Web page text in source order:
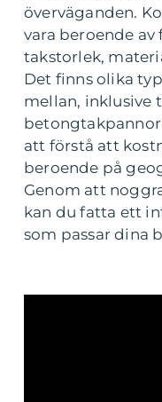
överväganden.
vara beroende
takstorlek,
Det finns olika
mellan, inklusive
att förstå att
beroende på
Genom att
kan du fatta ett
som passar dina